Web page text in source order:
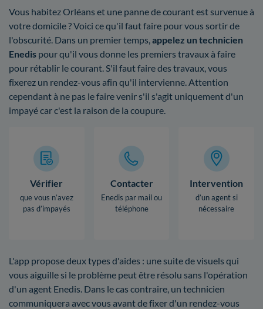
Vous habitez Orléans et une panne de courant est survenue à
votre domicile ? Voici ce qu'il faut faire pour vous sortir de
l'obscurité. Dans un premier temps, appelez un technicien
Enedis pour qu'il vous donne les premiers travaux à faire
pour rétablir le courant. S'il faut faire des travaux, vous
fixerez un rendez-vous afin qu'il intervienne. Attention
cependant à ne pas le faire venir s'il s'agit uniquement d'un
impayé car c'est la raison de la coupure.
Vérifier
que vous n’avez
pas d’impayés
Contacter
Enedis par mail ou
téléphone
Intervention
d’un agent si
nécessaire
L'app propose deux types d'aides : une suite de visuels qui
vous aiguille si le problème peut être résolu sans l'opération
d'un agent Enedis. Dans le cas contraire, un technicien
communiquera avec vous avant de fixer d'un rendez-vous